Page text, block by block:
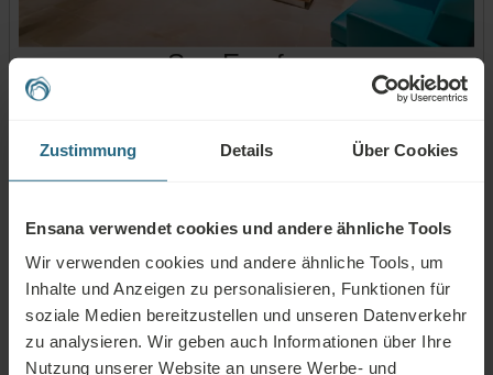
Zustimmung Details Über Cookies
Ensana verwendet cookies und andere ähnliche Tools
Wir verwenden cookies und andere ähnliche Tools, um
Inhalte und Anzeigen zu personalisieren, Funktionen für
soziale Medien bereitzustellen und unseren Datenverkehr
zu analysieren. Wir geben auch Informationen über Ihre
Nutzung unserer Website an unsere Werbe- und
Spa-Empfang